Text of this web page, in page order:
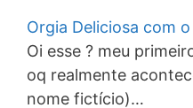
Orgia Deliciosa com
Oi esse ? meu
oq realmente
nome fictício)…